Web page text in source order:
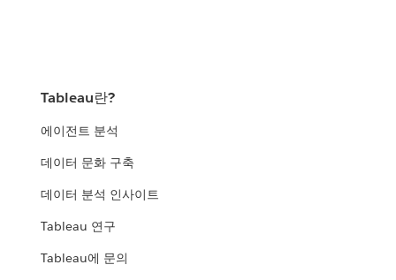
Tableau란?
에이전트 분석
데이터 문화 구축
데이터 분석 인사이트
Tableau 연구
Tableau에 문의